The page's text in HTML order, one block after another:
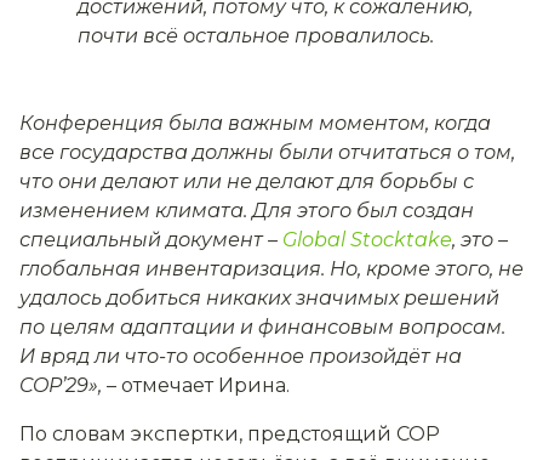
достижений, потому что, к сожалению,
почти всё остальное провалилось.
Конференция была важным моментом, когда
все государства должны были отчитаться о том,
что они делают или не делают для борьбы с
изменением климата. Для этого был создан
специальный документ– Global Stocktake, это –
глобальная инвентаризация. Но, кроме этого, не
удалось добиться никаких значимых решений
по целям адаптации и финансовым вопросам.
И вряд ли что-то особенное произойдёт на
COP’29», – отмечает Ирина.
По словам экспертки, предстоящий COP